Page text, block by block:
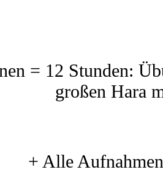
= 12 Stunden:
großen Hara
+ Alle